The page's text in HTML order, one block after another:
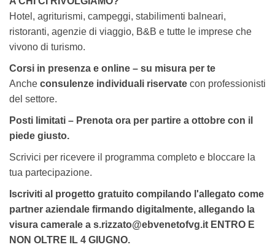
Hotel, agriturismi, campeggi, stabilimenti balneari,
ristoranti, agenzie di viaggio, B&B e tutte le imprese che
vivono di turismo.
Corsi in presenza e online – su misura per te
Anche consulenze individuali riservate con professionisti
del settore.
Posti limitati – Prenota ora per partire a ottobre con il
piede giusto.
Scrivici per ricevere il programma completo e bloccare la
tua partecipazione.
Iscriviti al progetto gratuito compilando l'allegato come
partner aziendale firmando digitalmente, allegando la
visura camerale a s.rizzato@ebvenetofvg.it ENTRO E
NON OLTRE IL 4 GIUGNO.